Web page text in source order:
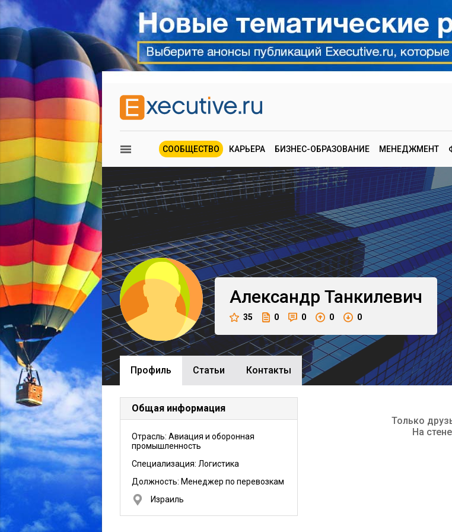
СООБЩЕСТВО КАРЬЕРА БИЗНЕС-ОБРАЗОВАНИЕ МЕНЕДЖМЕНТ
Александр Танкилевич
35 0 0 0 0
Профиль Cтатьи Контакты
Общая информация
Отрасль: Авиация и оборонная
промышленность
Специализация: Логистика
Должность: Менеджер по перевозкам
Израиль
Только
На